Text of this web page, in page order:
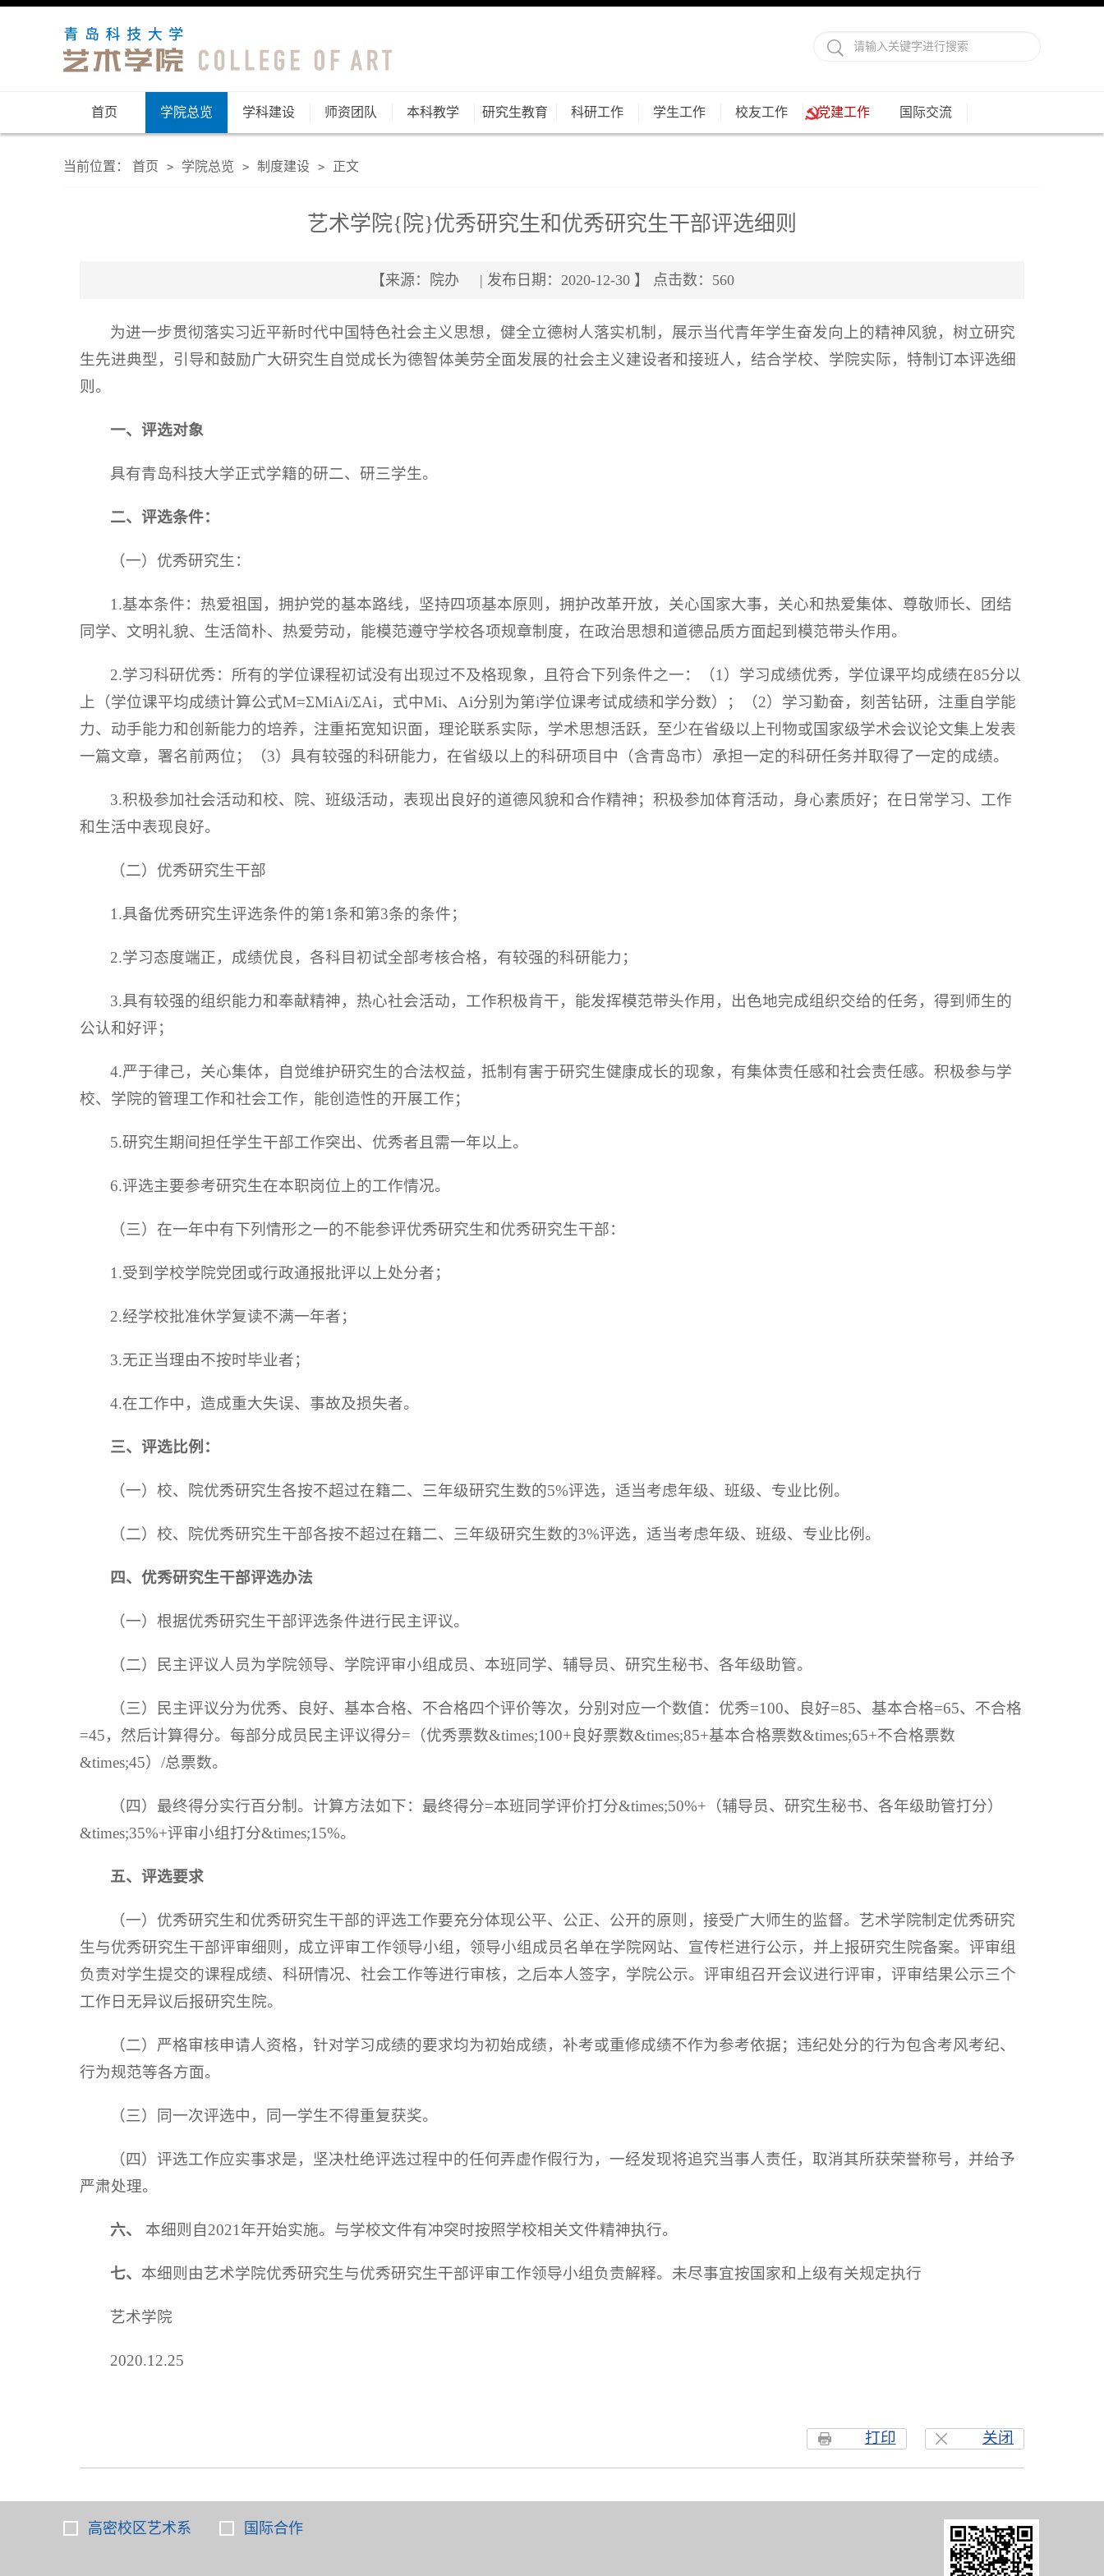
首页 学院总览 学科建设 师资团队 本科教学 研究生教育 科研工作 学生工作 校友工作 党建工作 国际交流
当前位置： 首页 > 学院总览 > 制度建设 > 正文
艺术学院{院}优秀研究生和优秀研究生干部评选细则
【来源：院办 | 发布日期：2020-12-30 】 点击数： 560
为进一步贯彻落实习近平新时代中国特色社会主义思想，健全立德树人落实机制，展示当代青年学生奋发向上的精神风貌，树立研究
生先进典型，引导和鼓励广大研究生自觉成长为德智体美劳全面发展的社会主义建设者和接班人，结合学校、学院实际，特制订本评选细
则。
一、评选对象
具有青岛科技大学正式学籍的研二、研三学生。
二、评选条件：
（一）优秀研究生：
1.基本条件：热爱祖国，拥护党的基本路线，坚持四项基本原则，拥护改革开放，关心国家大事，关心和热爱集体、尊敬师长、团结
同学、文明礼貌、生活简朴、热爱劳动，能模范遵守学校各项规章制度，在政治思想和道德品质方面起到模范带头作用。
2.学习科研优秀：所有的学位课程初试没有出现过不及格现象，且符合下列条件之一：（1）学习成绩优秀，学位课平均成绩在85分以
上（学位课平均成绩计算公式M=ΣMiAi/ΣAi，式中Mi、Ai分别为第i学位课考试成绩和学分数）；（2）学习勤奋，刻苦钻研，注重自学能
力、动手能力和创新能力的培养，注重拓宽知识面，理论联系实际，学术思想活跃，至少在省级以上刊物或国家级学术会议论文集上发表
一篇文章，署名前两位；（3）具有较强的科研能力，在省级以上的科研项目中（含青岛市）承担一定的科研任务并取得了一定的成绩。
3.积极参加社会活动和校、院、班级活动，表现出良好的道德风貌和合作精神；积极参加体育活动，身心素质好；在日常学习、工作
和生活中表现良好。
（二）优秀研究生干部
1.具备优秀研究生评选条件的第1条和第3条的条件；
2.学习态度端正，成绩优良，各科目初试全部考核合格，有较强的科研能力；
3.具有较强的组织能力和奉献精神，热心社会活动，工作积极肯干，能发挥模范带头作用，出色地完成组织交给的任务，得到师生的
公认和好评；
4.严于律己，关心集体，自觉维护研究生的合法权益，抵制有害于研究生健康成长的现象，有集体责任感和社会责任感。积极参与学
校、学院的管理工作和社会工作，能创造性的开展工作；
5.研究生期间担任学生干部工作突出、优秀者且需一年以上。
6.评选主要参考研究生在本职岗位上的工作情况。
（三）在一年中有下列情形之一的不能参评优秀研究生和优秀研究生干部：
1.受到学校学院党团或行政通报批评以上处分者；
2.经学校批准休学复读不满一年者；
3.无正当理由不按时毕业者；
4.在工作中，造成重大失误、事故及损失者。
三、评选比例：
（一）校、院优秀研究生各按不超过在籍二、三年级研究生数的5%评选，适当考虑年级、班级、专业比例。
（二）校、院优秀研究生干部各按不超过在籍二、三年级研究生数的3%评选，适当考虑年级、班级、专业比例。
四、优秀研究生干部评选办法
（一）根据优秀研究生干部评选条件进行民主评议。
（二）民主评议人员为学院领导、学院评审小组成员、本班同学、辅导员、研究生秘书、各年级助管。
（三）民主评议分为优秀、良好、基本合格、不合格四个评价等次，分别对应一个数值：优秀=100、良好=85、基本合格=65、不合格
=45，然后计算得分。每部分成员民主评议得分=（优秀票数&times;100+良好票数&times;85+基本合格票数&times;65+不合格票数
&times;45）/总票数。
（四）最终得分实行百分制。计算方法如下：最终得分=本班同学评价打分&times;50%+（辅导员、研究生秘书、各年级助管打分）
&times;35%+评审小组打分&times;15%。
五、评选要求
（一）优秀研究生和优秀研究生干部的评选工作要充分体现公平、公正、公开的原则，接受广大师生的监督。艺术学院制定优秀研究
生与优秀研究生干部评审细则，成立评审工作领导小组，领导小组成员名单在学院网站、宣传栏进行公示，并上报研究生院备案。评审组
负责对学生提交的课程成绩、科研情况、社会工作等进行审核，之后本人签字，学院公示。评审组召开会议进行评审，评审结果公示三个
工作日无异议后报研究生院。
（二）严格审核申请人资格，针对学习成绩的要求均为初始成绩，补考或重修成绩不作为参考依据；违纪处分的行为包含考风考纪、
行为规范等各方面。
（三）同一次评选中，同一学生不得重复获奖。
（四）评选工作应实事求是，坚决杜绝评选过程中的任何弄虚作假行为，一经发现将追究当事人责任，取消其所获荣誉称号，并给予
严肃处理。
六、 本细则自2021年开始实施。与学校文件有冲突时按照学校相关文件精神执行。
七、 本细则由艺术学院优秀研究生与优秀研究生干部评审工作领导小组负责解释。未尽事宜按国家和上级有关规定执行
艺术学院
2020.12.25
关闭
打印
高密校区艺术系 国际合作